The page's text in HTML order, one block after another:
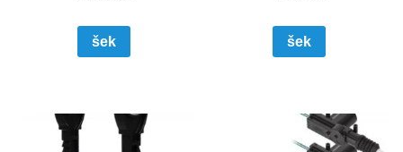
šek šek